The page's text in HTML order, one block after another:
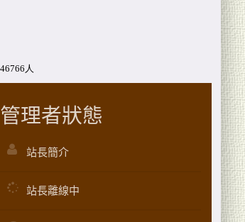
管理者狀態
站長簡介
站長離線中